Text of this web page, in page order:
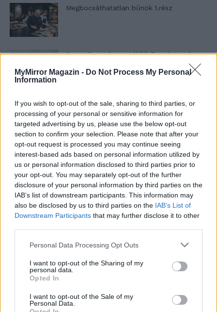
MyMirror Magazin - Do Not Process My Personal
Information
If you wish to opt-out of the sale, sharing to third parties, or
processing of your personal or sensitive information for
targeted advertising by us, please use the below opt-out
section to confirm your selection. Please note that after your
opt-out request is processed you may continue seeing
interest-based ads based on personal information utilized by
us or personal information disclosed to third parties prior to
your opt-out. You may separately opt-out of the further
disclosure of your personal information by third parties on the
IAB’s list of downstream participants. This information may
also be disclosed by us to third parties on the IAB’s List of
Downstream Participants that may further disclose it to other
Personal Data Processing Opt Outs
I want to opt-out of the Sharing of my
personal data.
Opted In
I want to opt-out of the Sale of my
Personal Data.
Megbocsáthatatlan bűnök 1.rész
Szent Genovéva, a túlélő Franciaország
Minka 12. rész
Minka 11. rész
T. szereti a fiatal lányokat 14. rész
nőknek, amikor segítséget kérnek?
gyűjteménye